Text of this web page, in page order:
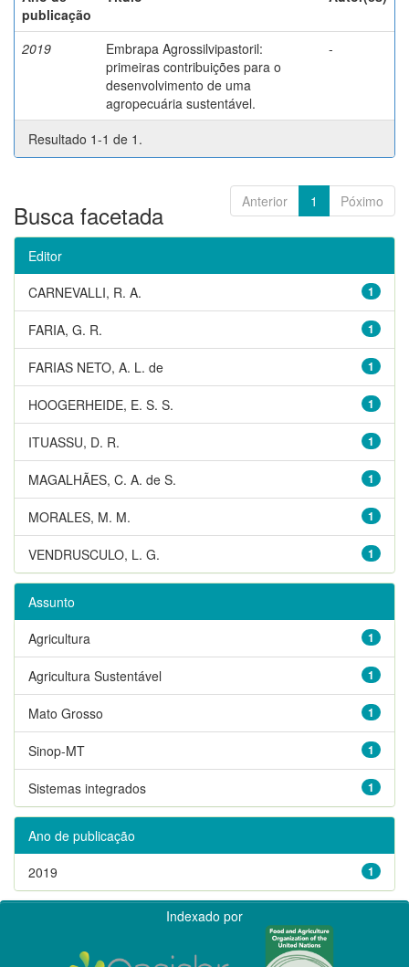
publicação
2019
Embrapa Agrossilvipastoril:
primeiras contribuições para o
desenvolvimento de uma
agropecuária sustentável.
-
Resultado 1-1 de 1.
Anterior 1 Póximo
Busca facetada
Editor
1
CARNEVALLI, R. A.
1
FARIA, G. R.
1
FARIAS NETO, A. L. de
1
HOOGERHEIDE, E. S. S.
1
ITUASSU, D. R.
1
MAGALHÃES, C. A. de S.
1
MORALES, M. M.
1
VENDRUSCULO, L. G.
Assunto
1
Agricultura
1
Agricultura Sustentável
1
Mato Grosso
1
Sinop-MT
1
Sistemas integrados
Ano de publicação
1
2019
Indexado por